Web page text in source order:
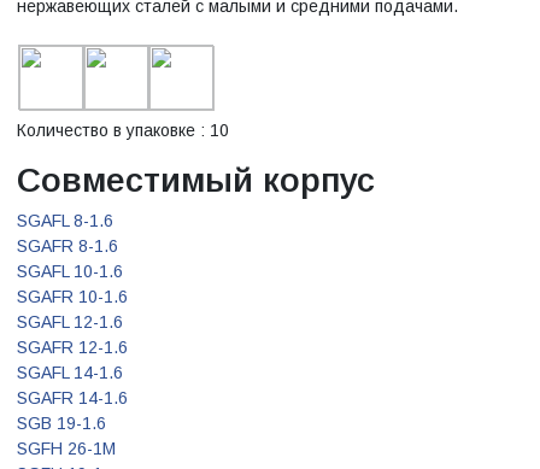
нержавеющих сталей с малыми и средними подачами.
Количество в упаковке : 10
Совместимый корпус
SGAFL 8-1.6
SGAFR 8-1.6
SGAFL 10-1.6
SGAFR 10-1.6
SGAFL 12-1.6
SGAFR 12-1.6
SGAFL 14-1.6
SGAFR 14-1.6
SGB 19-1.6
SGFH 26-1M